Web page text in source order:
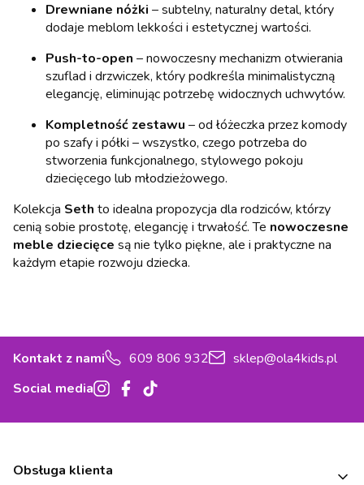
Drewniane nóżki – subtelny, naturalny detal, który
dodaje meblom lekkości i estetycznej wartości.
Push-to-open – nowoczesny mechanizm otwierania
szuflad i drzwiczek, który podkreśla minimalistyczną
elegancję, eliminując potrzebę widocznych uchwytów.
Kompletność zestawu – od łóżeczka przez komody
po szafy i półki – wszystko, czego potrzeba do
stworzenia funkcjonalnego, stylowego pokoju
dziecięcego lub młodzieżowego.
Kolekcja Seth to idealna propozycja dla rodziców, którzy
cenią sobie prostotę, elegancję i trwałość. Te nowoczesne
meble dziecięce są nie tylko piękne, ale i praktyczne na
każdym etapie rozwoju dziecka.
Kontakt z nami 609 806 932
sklep@ola4kids.pl
Social media
Linki w stopce
Obsługa klienta